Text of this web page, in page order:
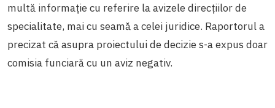
multă informație cu referire la avizele direcțiilor de
specialitate, mai cu seamă a celei juridice. Raportorul a
precizat că asupra proiectului de decizie s-a expus doar
comisia funciară cu un aviz negativ.